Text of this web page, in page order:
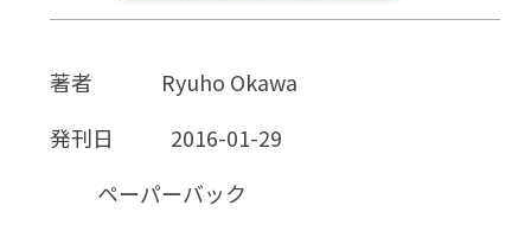
著者
Ryuho Okawa
発刊日
2016-01-29
ペーパーバック